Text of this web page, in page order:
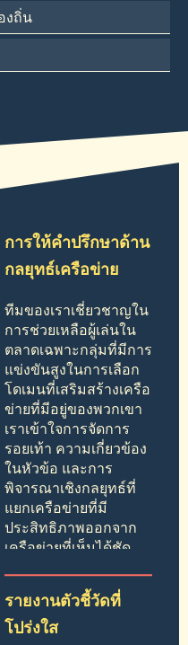
งถิ่น
การให้คำปรึกษาด้าน
กลยุทธ์เครือข่าย
ทีมของเราเชี่ยวชาญใน
การช่วยเหลือผู้เล่นใน
ตลาดเฉพาะกลุ่มที่มีการ
แข่งขันสูงในการเลือก
โดเมนที่เสริมสร้างเครือ
ข่ายที่มีอยู่ของพวกเขา
เราเข้าใจการจัดการ
รอยเท้า ความเกี่ยวข้อง
ในหัวข้อ และการ
พิจารณาเชิงกลยุทธ์ที่
แยกเครือข่ายที่มี
ประสิทธิภาพออกจาก
เครือข่ายที่เห็นได้ชัด
รายงานตัวชี้วัดที่
โปร่งใส